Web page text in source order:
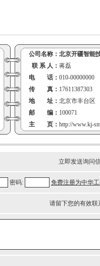
公司名称： 北京开疆智能
联 系 人： 蒋磊
电 话： 010-00000000
传 真： 17611387303
地 址： 北京市丰台区
邮 编： 100071
主 页： http://www.kj-
立即发送询问
密码: 免费注册为中华
请留下您的有效